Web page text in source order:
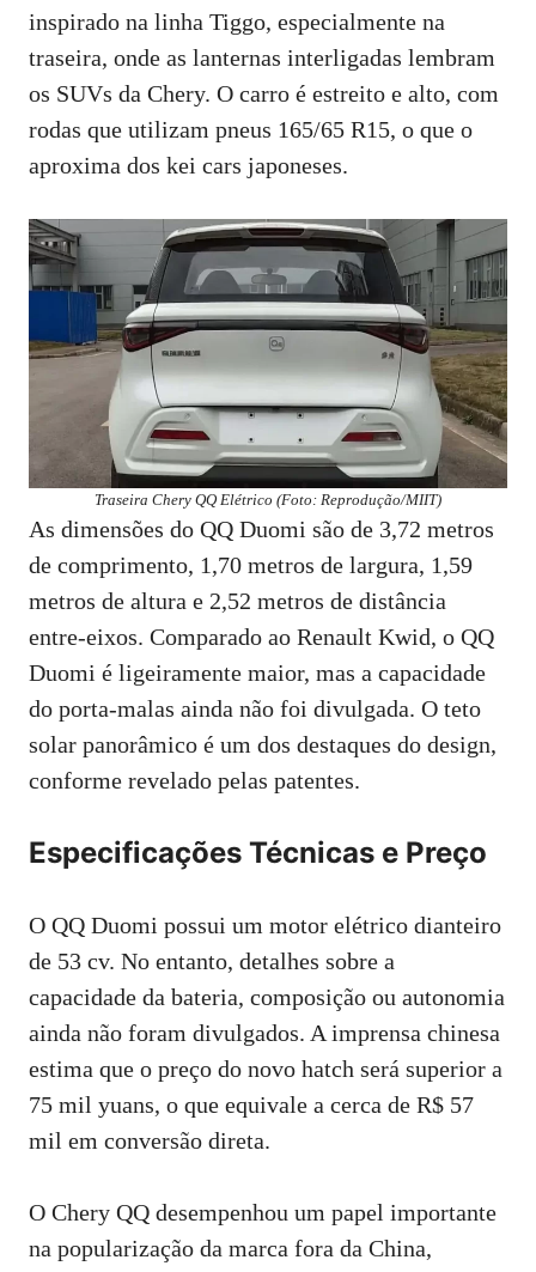
inspirado na linha Tiggo, especialmente na
traseira, onde as lanternas interligadas lembram
os SUVs da Chery. O carro é estreito e alto, com
rodas que utilizam pneus 165/65 R15, o que o
aproxima dos kei cars japoneses.
Traseira Chery QQ Elétrico (Foto: Reprodução/MIIT)
As dimensões do QQ Duomi são de 3,72 metros
de comprimento, 1,70 metros de largura, 1,59
metros de altura e 2,52 metros de distância
entre-eixos. Comparado ao Renault Kwid, o QQ
Duomi é ligeiramente maior, mas a capacidade
do porta-malas ainda não foi divulgada. O teto
solar panorâmico é um dos destaques do design,
conforme revelado pelas patentes.
Especificações Técnicas e Preço
O QQ Duomi possui um motor elétrico dianteiro
de 53 cv. No entanto, detalhes sobre a
capacidade da bateria, composição ou autonomia
ainda não foram divulgados. A imprensa chinesa
estima que o preço do novo hatch será superior a
75 mil yuans, o que equivale a cerca de R$ 57
mil em conversão direta.
O Chery QQ desempenhou um papel importante
na popularização da marca fora da China,